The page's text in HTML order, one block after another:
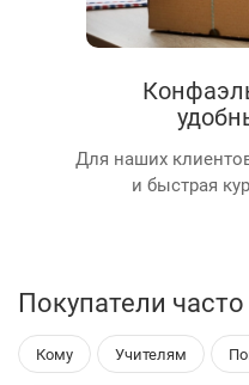
Для наших
и быстрая
Покупатели
Кому Учителям